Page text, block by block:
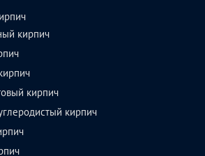
кирпич
кирпич
кирпич